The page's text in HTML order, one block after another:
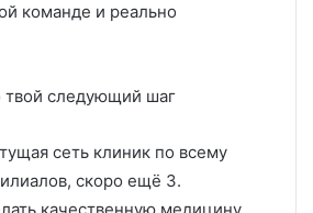
команде и реально
твой следующий шаг
сеть клиник по всему
скоро ещё 3.